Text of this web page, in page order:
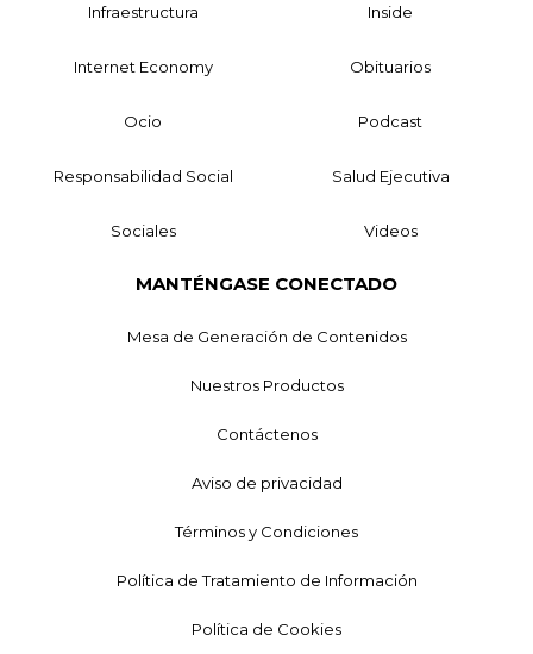
Infraestructura Inside
Internet Economy Obituarios
Ocio Podcast
Responsabilidad Social Salud Ejecutiva
Sociales Videos
MANTÉNGASE CONECTADO
Mesa de Generación de Contenidos
Nuestros Productos
Contáctenos
Aviso de privacidad
Términos y Condiciones
Política de Tratamiento de Información
Política de Cookies